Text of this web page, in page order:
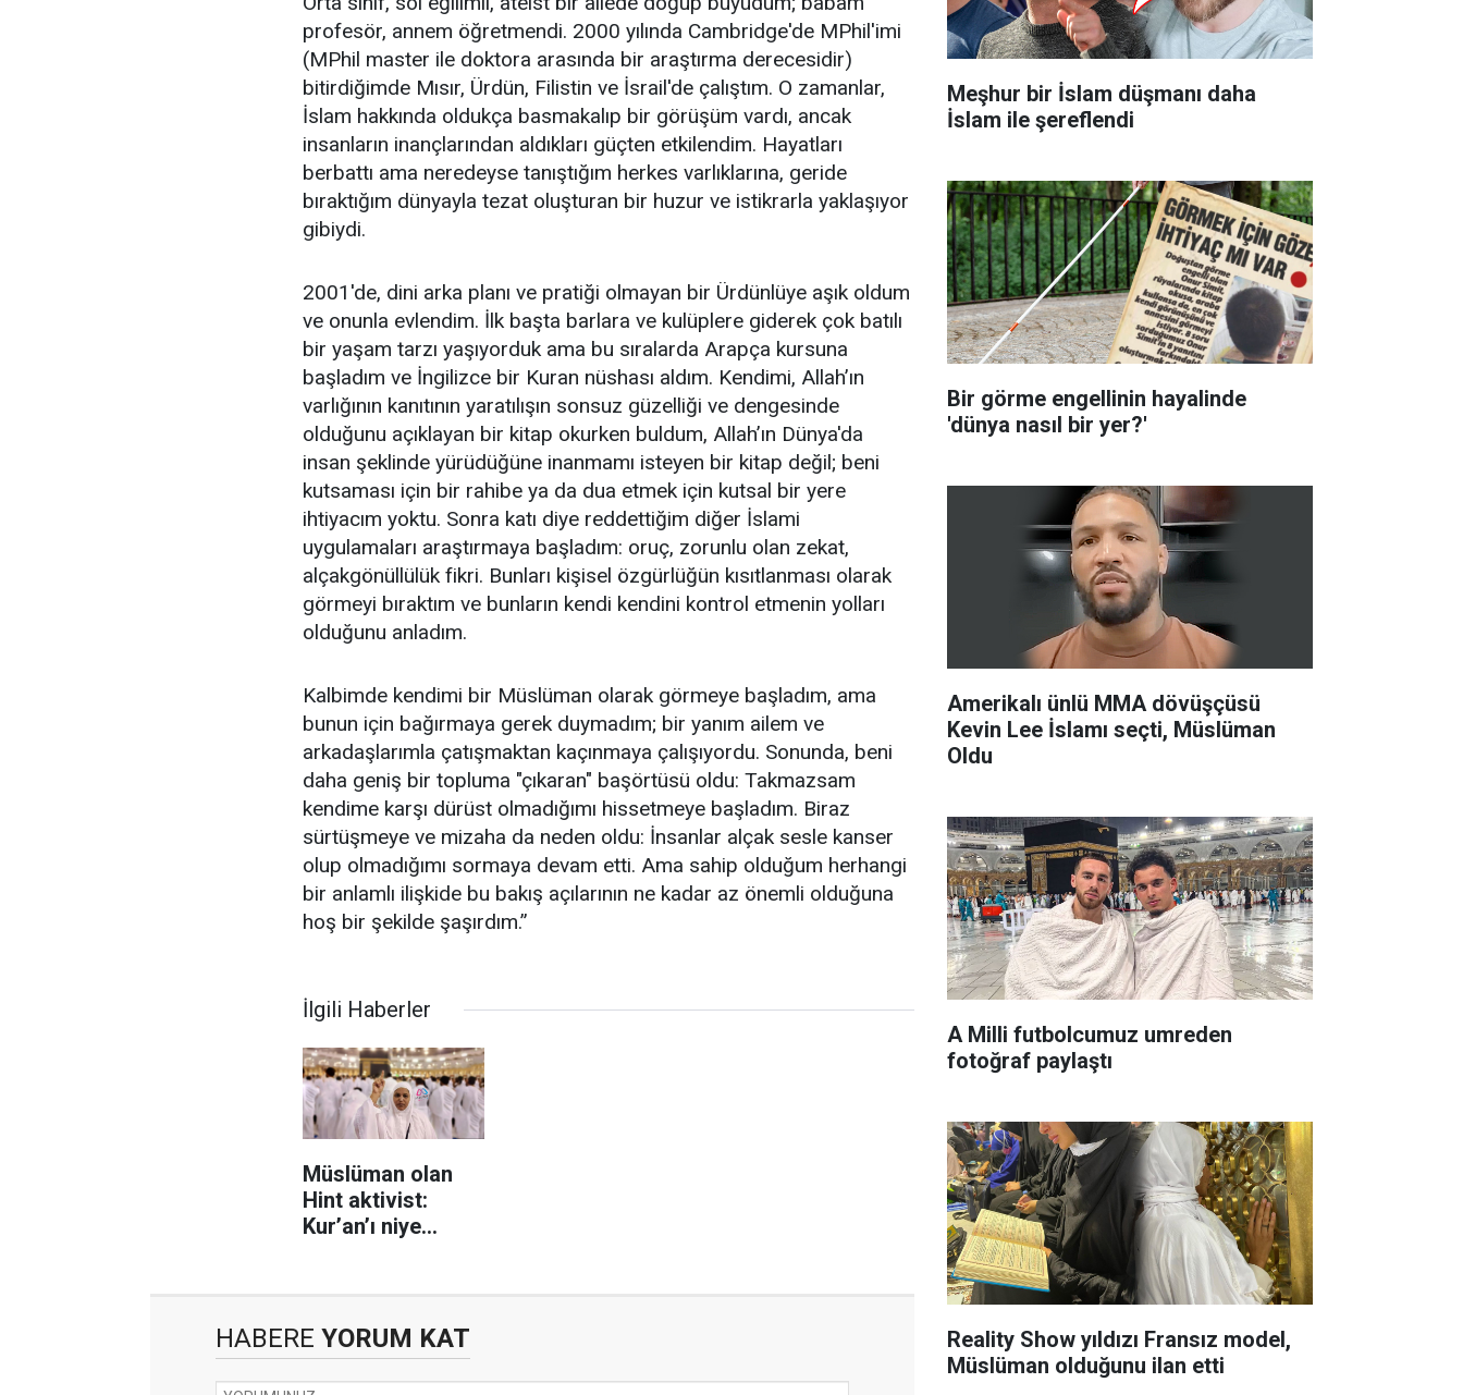
profesör, annem öğretmendi. 2000 yılında Cambridge'de MPhil'imi
(MPhil master ile doktora arasında bir araştırma derecesidir)
bitirdiğimde Mısır, Ürdün, Filistin ve İsrail'de çalıştım. O zamanlar,
İslam hakkında oldukça basmakalıp bir görüşüm vardı, ancak
insanların inançlarından aldıkları güçten etkilendim. Hayatları
berbattı ama neredeyse tanıştığım herkes varlıklarına, geride
bıraktığım dünyayla tezat oluşturan bir huzur ve istikrarla yaklaşıyor
gibiydi.
2001'de, dini arka planı ve pratiği olmayan bir Ürdünlüye aşık oldum
ve onunla evlendim. İlk başta barlara ve kulüplere giderek çok batılı
bir yaşam tarzı yaşıyorduk ama bu sıralarda Arapça kursuna
başladım ve İngilizce bir Kuran nüshası aldım. Kendimi, Allah’ın
varlığının kanıtının yaratılışın sonsuz güzelliği ve dengesinde
olduğunu açıklayan bir kitap okurken buldum, Allah’ın Dünya'da
insan şeklinde yürüdüğüne inanmamı isteyen bir kitap değil; beni
kutsaması için bir rahibe ya da dua etmek için kutsal bir yere
ihtiyacım yoktu. Sonra katı diye reddettiğim diğer İslami
uygulamaları araştırmaya başladım: oruç, zorunlu olan zekat,
alçakgönüllülük fikri. Bunları kişisel özgürlüğün kısıtlanması olarak
görmeyi bıraktım ve bunların kendi kendini kontrol etmenin yolları
olduğunu anladım.
Kalbimde kendimi bir Müslüman olarak görmeye başladım, ama
bunun için bağırmaya gerek duymadım; bir yanım ailem ve
arkadaşlarımla çatışmaktan kaçınmaya çalışıyordu. Sonunda, beni
daha geniş bir topluma "çıkaran" başörtüsü oldu: Takmazsam
kendime karşı dürüst olmadığımı hissetmeye başladım. Biraz
sürtüşmeye ve mizaha da neden oldu: İnsanlar alçak sesle kanser
olup olmadığımı sormaya devam etti. Ama sahip olduğum herhangi
bir anlamlı ilişkide bu bakış açılarının ne kadar az önemli olduğuna
hoş bir şekilde şaşırdım.”
İlgili Haberler
Müslüman olan
Hint aktivist:
Kur’an’ı niye
HABERE YORUM KAT
Meşhur bir İslam düşmanı daha
İslam ile şereflendi
Bir görme engellinin hayalinde
'dünya nasıl bir yer?'
Amerikalı ünlü MMA dövüşçüsü
Kevin Lee İslamı seçti, Müslüman
Oldu
A Milli futbolcumuz umreden
fotoğraf paylaştı
Reality Show yıldızı Fransız model,
Müslüman olduğunu ilan etti